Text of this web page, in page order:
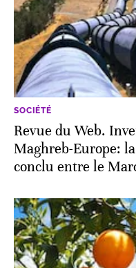
SOCIÉTÉ
Revue du Web.
Maghreb-Europe:
conclu entre le